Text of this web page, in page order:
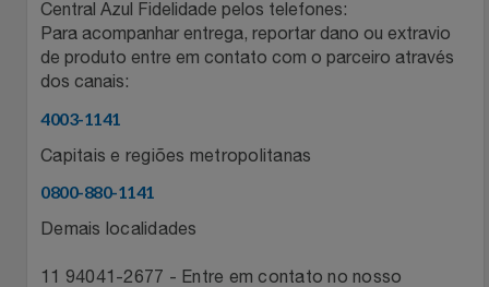
Relógios
Saúde E Bem-Estar
Utilidades Industriais
Stanley Pmi
The Bar
Tramontina
Central Azul Fidelidade pelos telefones:
Para acompanhar entrega, reportar dano ou extravio
de produto entre em contato com o parceiro através
dos canais:
4003-1141
Capitais e regiões metropolitanas
0800-880-1141
Demais localidades
11 94041-2677 - Entre em contato no nosso